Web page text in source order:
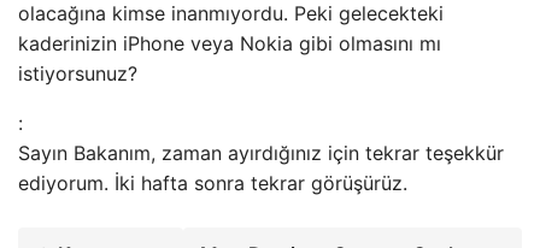
olacağına kimse inanmıyordu. Peki gelecekteki
kaderinizin iPhone veya Nokia gibi olmasını mı
istiyorsunuz?
:
Sayın Bakanım, zaman ayırdığınız için tekrar teşekkür
ediyorum. İki hafta sonra tekrar görüşürüz.